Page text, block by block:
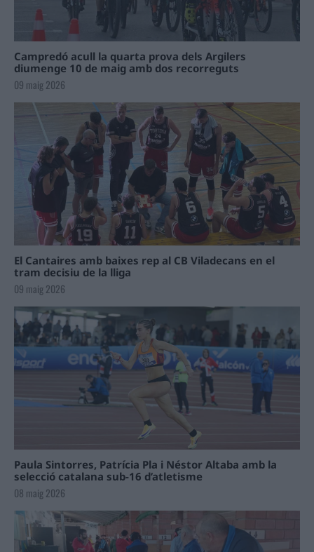
Campredó acull la quarta prova dels Argilers
diumenge 10 de maig amb dos recorreguts
09 maig 2026
El Cantaires amb baixes rep al CB Viladecans en el
tram decisiu de la lliga
09 maig 2026
Paula Sintorres, Patrícia Pla i Néstor Altaba amb la
selecció catalana sub-16 d’atletisme
08 maig 2026